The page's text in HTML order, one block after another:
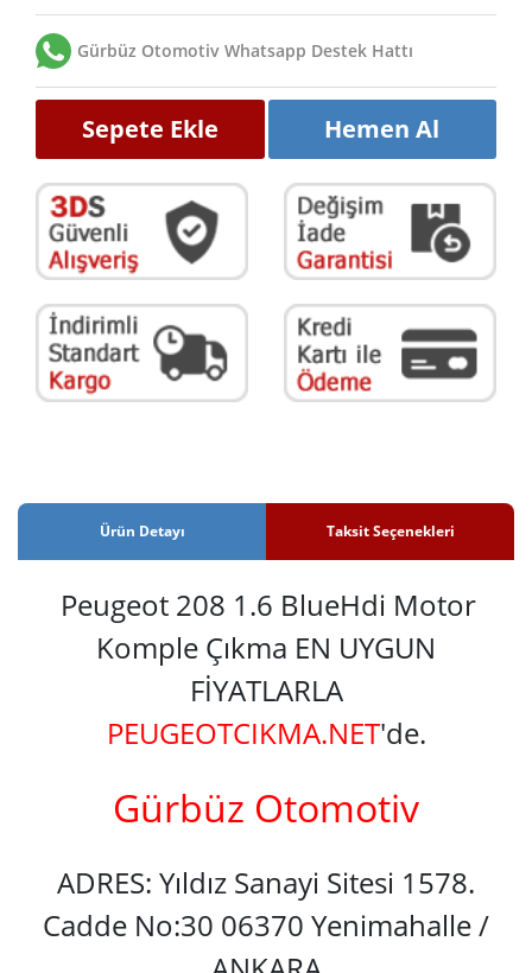
Gürbüz Otomotiv Whatsapp Destek Hattı
Sepete Ekle Hemen Al
Ürün Detayı Taksit Seçenekleri
Peugeot 208 1.6 BlueHdi Motor
Komple Çıkma EN UYGUN
FİYATLARLA
PEUGEOTCIKMA.NET'de.
Gürbüz Otomotiv
ADRES: Yıldız Sanayi Sitesi 1578.
Cadde No:30 06370 Yenimahalle /